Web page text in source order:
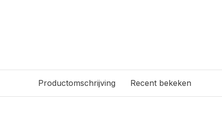
Productomschrijving Recent bekeken